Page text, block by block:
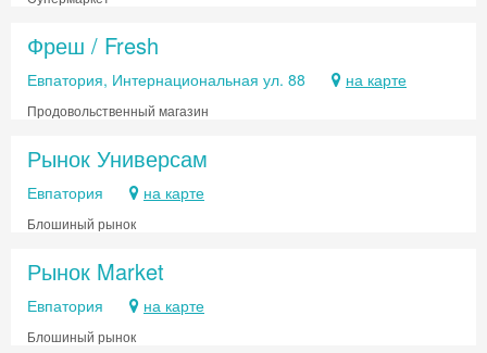
Фреш / Fresh
Евпатория, Интернациональная ул. 88 на карте
Продовольственный магазин
Рынок Универсам
Евпатория на карте
Блошиный рынок
Рынок Market
Евпатория на карте
Блошиный рынок